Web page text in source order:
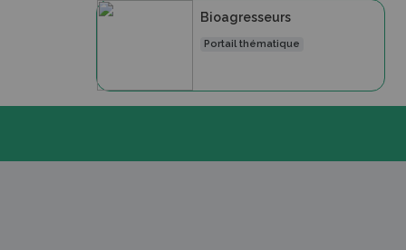
Bioagresseurs
Portail thématique